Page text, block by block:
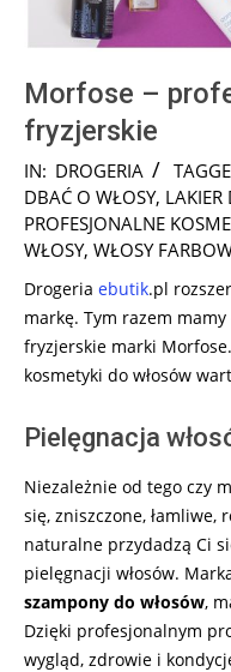
Morfose –
fryzjerskie
2025-
08-
26
IN: DROGERIA
DBAĆ O WŁOSY,
PROFESJONALNE
WŁOSY, WŁOSY
Drogeria ebutik.pl
markę. Tym razem
fryzjerskie marki
kosmetyki do włosów
Pielęgnacja
Niezależnie od tego czy
się, zniszczone, łamliwe,
naturalne przydadzą Ci
pielęgnacji włosów.
szampony do włosów,
Dzięki profesjonalnym
wygląd, zdrowie i